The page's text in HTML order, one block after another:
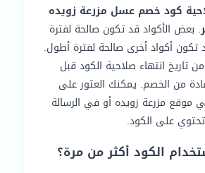
كود خصم عسل مزرعة زويده
. بعض الأكواد قد تكون صالحة لفترة
تكون أكواد أخرى صالحة لفترة أطول.
تاريخ انتهاء صلاحية الكود قبل
من الخصم. يمكنك العثور على
موقع مزرعة زويده أو في الرسالة
تحتوي على الكود.
الكود أكثر من مرة؟